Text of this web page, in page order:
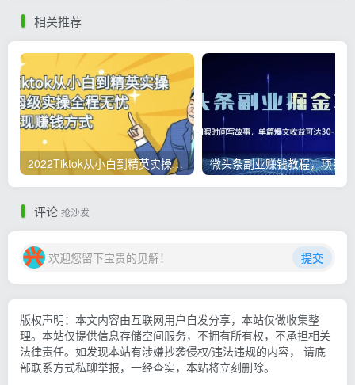
相关推荐
2022Tiktok从小白到精英实操，0-1保姆级实操全程无忧，多种变现赚钱方式
评论 抢沙发
欢迎您留下宝贵的见解！ 提交
版权声明：本文内容由互联网用户自发分享，本站仅做收集整
理。本站仅提供信息存储空间服务，不拥有所有权，不承担相关
法律责任。如发现本站有涉嫌抄袭侵权/违法违规的内容， 请底
部联系方式私聊举报，一经查实，本站将立刻删除。